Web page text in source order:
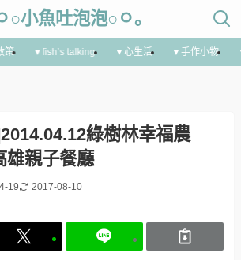
○小魚吐泡泡○ㅇ｡
策 ▼fish’s talking ▼心生活 ▼手作小物
綠樹林幸福農
雄親子餐廳
19 2017-08-10